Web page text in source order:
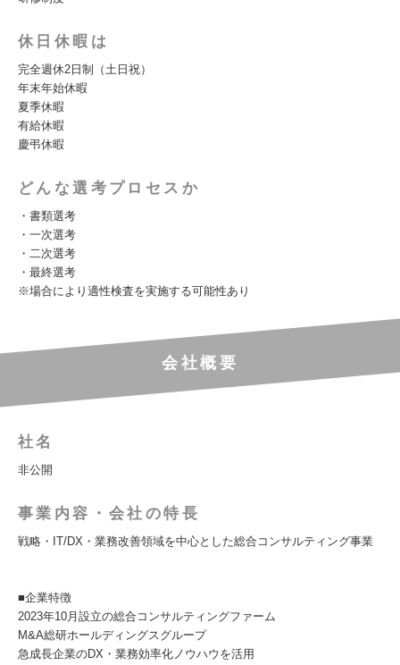
休日休暇は
完全週休2日制（土日祝）
年末年始休暇
夏季休暇
有給休暇
慶弔休暇
どんな選考プロセスか
・書類選考
・一次選考
・二次選考
・最終選考
※場合により適性検査を実施する可能性あり
会社概要
社名
非公開
事業内容・会社の特長
戦略・IT/DX・業務改善領域を中心とした総合コンサルティング事業
■企業特徴
2023年10月設立の総合コンサルティングファーム
M&A総研ホールディングスグループ
急成長企業のDX・業務効率化ノウハウを活用